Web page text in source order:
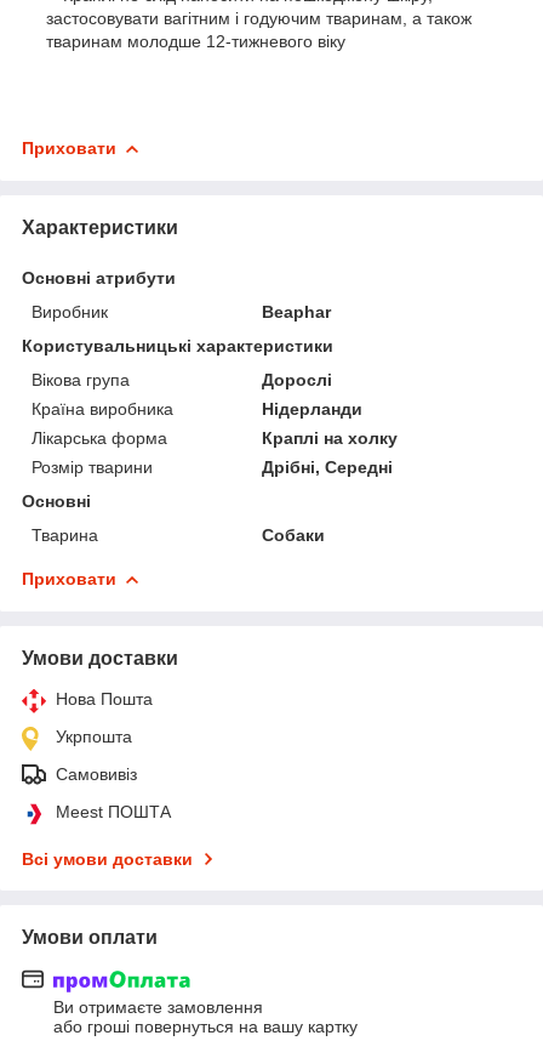
застосовувати вагітним і годуючим тваринам, а також
тваринам молодше 12-тижневого віку
Приховати
Характеристики
Основні атрибути
Виробник
Beaphar
Користувальницькі характеристики
Вікова група
Дорослі
Країна виробника
Нідерланди
Лікарська форма
Краплі на холку
Розмір тварини
Дрібні, Середні
Основні
Тварина
Собаки
Приховати
Умови доставки
Нова Пошта
Укрпошта
Самовивіз
Meest ПОШТА
Всі умови доставки
Умови оплати
Ви отримаєте замовлення
або гроші повернуться на вашу картку